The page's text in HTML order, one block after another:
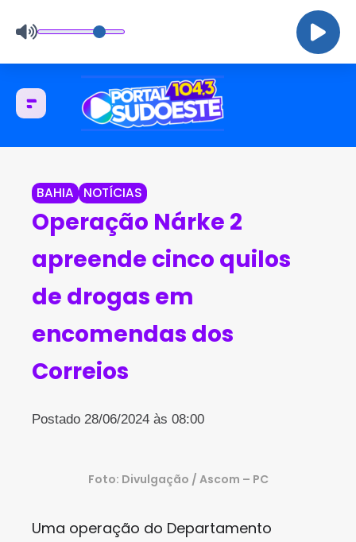
BAHIA NOTÍCIAS
Operação Nárke 2
apreende cinco quilos
de drogas em
encomendas dos
Correios
Postado 28/06/2024 às 08:00
Foto: Divulgação / Ascom – PC
Uma operação do Departamento